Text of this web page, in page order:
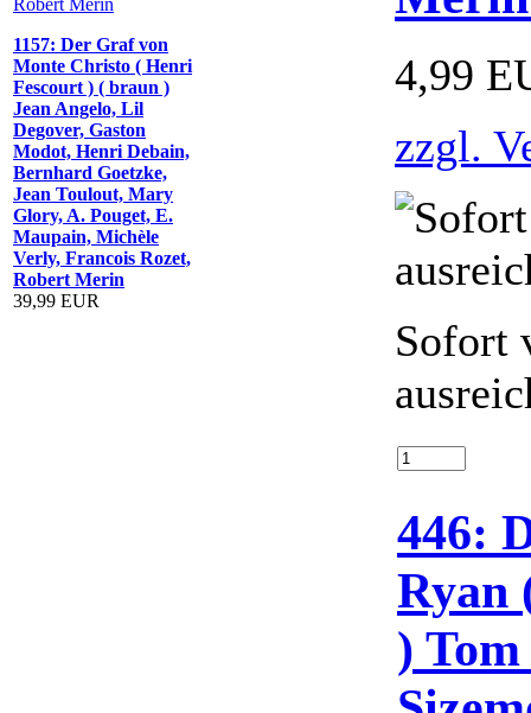
1157: Der Graf von
Monte Christo ( Henri
Fescourt ) ( braun )
Jean Angelo, Lil
Degover, Gaston
Modot, Henri Debain,
Bernhard Goetzke,
Jean Toulout, Mary
Glory, A. Pouget, E.
Maupain, Michèle
Verly, Francois Rozet,
Robert Merin
39,99 EUR
4,99
zzgl.
Sofort
446:
Ryan
)